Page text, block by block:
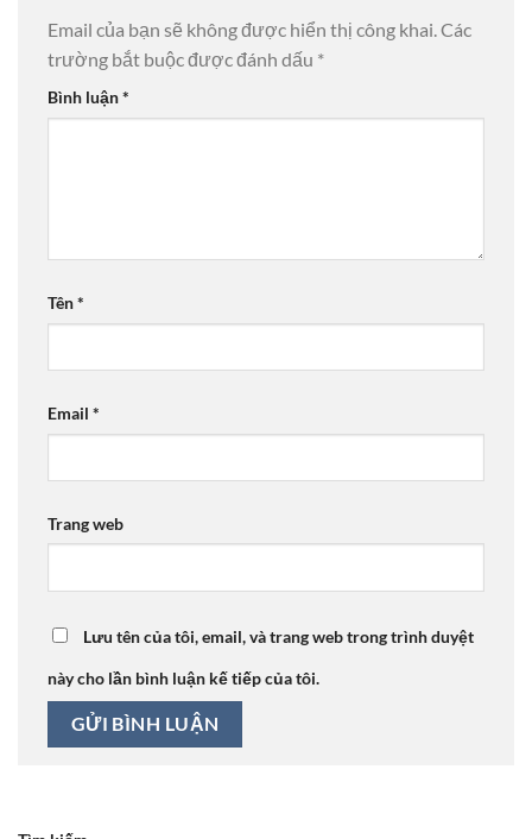
Email của bạn sẽ không được hiển thị công khai.Các
trường bắt buộc được đánh dấu *
Bình luận*
Tên*
Email *
Trang web
Lưu tên của tôi, email, và trang web trong trình duyệt
này cho lần bình luận kế tiếp của tôi.